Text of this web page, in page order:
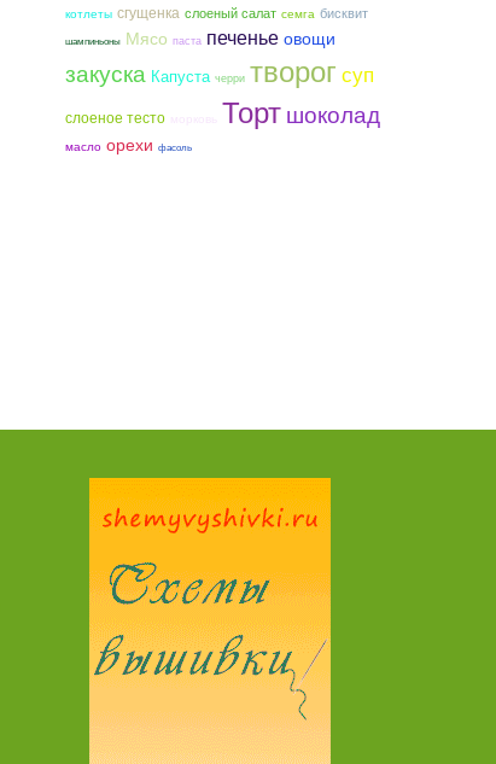
котлеты сгущенка слоеный салат семга бисквит
шампиньоны Мясо паста печенье овощи
закуска Капуста черри творог суп
слоеное тесто морковь Тортшоколад
масло орехи фасоль
Пирог рыбный (с брюшками семги)